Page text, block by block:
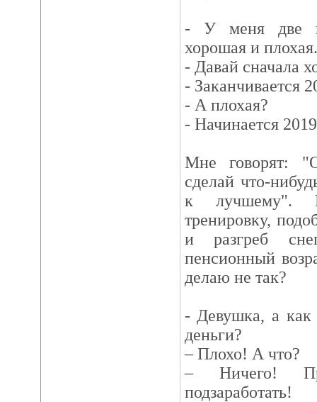
- У меня две
хорошая и плохая.
- Давай сначала
- Заканчивается
- А плохая?
- Начинается
Мне говорят:
сделай что-
к лучшему".
тренировку,
и разгреб
пенсионный
делаю не так?
- Девушка, а как
деньги?
– Плохо! А что?
– Ничего!
подзаработать!